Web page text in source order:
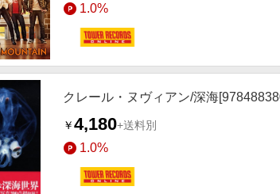
1.0%
クレール・ヌヴィアン/深海
￥4,180+送料別
1.0%